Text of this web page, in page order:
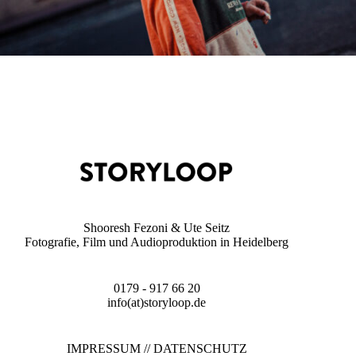
Shooresh Fezoni & Ute Seitz
Fotografie, Film und Audioproduktion in Heidelberg
0179 - 917 66 20
info(at)storyloop.de
IMPRESSUM//DATENSCHUTZ